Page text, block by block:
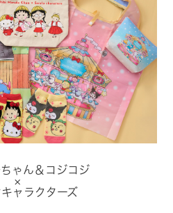
ゃん＆コジコジ
×
ャラクターズ